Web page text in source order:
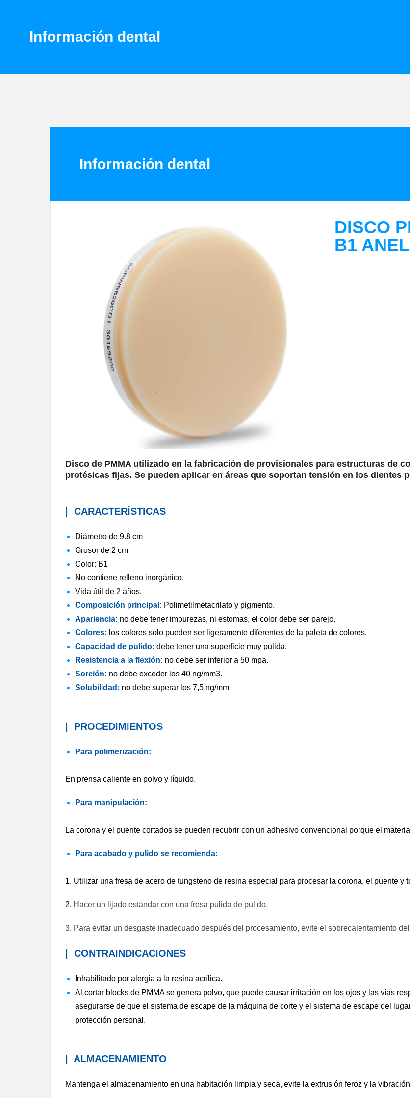
Información dental
Información dental
DISCO
B1
Disco de PMMA utilizado en la fabricación de provisionales para estructuras de
protésicas fijas. Se pueden aplicar en áreas que soportan tensión en los dientes
CARACTERÍSTICAS
Diámetro de 9.8 cm
Grosor de 2 cm
Color: B1
No contiene relleno inorgánico.
Vida útil de 2 años.
Composición principal: Polimetilmetacrilato y pigmento.
Apariencia: no debe tener impurezas, ni estomas, el color debe ser parejo.
Colores: los colores solo pueden ser ligeramente diferentes de la paleta de colores.
Capacidad de pulido: debe tener una superficie muy pulida.
Resistencia a la flexión: no debe ser inferior a 50 mpa.
Sorción: no debe exceder los 40 ng/mm3.
Solubilidad: no debe superar los 7,5 ng/mm
PROCEDIMIENTOS
Para polimerización:
En prensa caliente en polvo y líquido.
Para manipulación:
La corona y el puente cortados se pueden recubrir con un adhesivo convencional porque el
Para acabado y pulido se recomienda:
1. Utilizar una fresa de acero de tungsteno de resina especial para procesar la corona, el puente y
2. Hacer un lijado estándar con una fresa pulida de pulido.
3. Para evitar un desgaste inadecuado después del procesamiento, evite el sobrecalentamiento
CONTRAINDICACIONES
Inhabilitado por alergia a la resina acrílica.
Al cortar blocks de PMMA se genera polvo, que puede causar irritación en los ojos y las vías
asegurarse de que el sistema de escape de la máquina de corte y el sistema de escape del
protección personal.
ALMACENAMIENTO
Mantenga el almacenamiento en una habitación limpia y seca, evite la extrusión feroz y la